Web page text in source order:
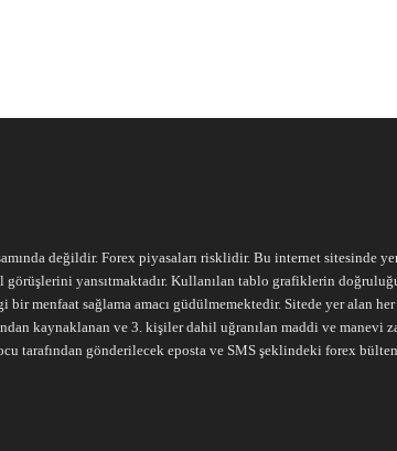
değildir. Forex piyasaları risklidir. Bu internet
yansıtmaktadır. Kullanılan tablo grafiklerin
menfaat sağlama amacı güdülmemektedir. Sitede yer alan
kaynaklanan ve 3. kişiler dahil uğranılan maddi ve manevi
gönderilecek eposta ve SMS şeklindeki forex